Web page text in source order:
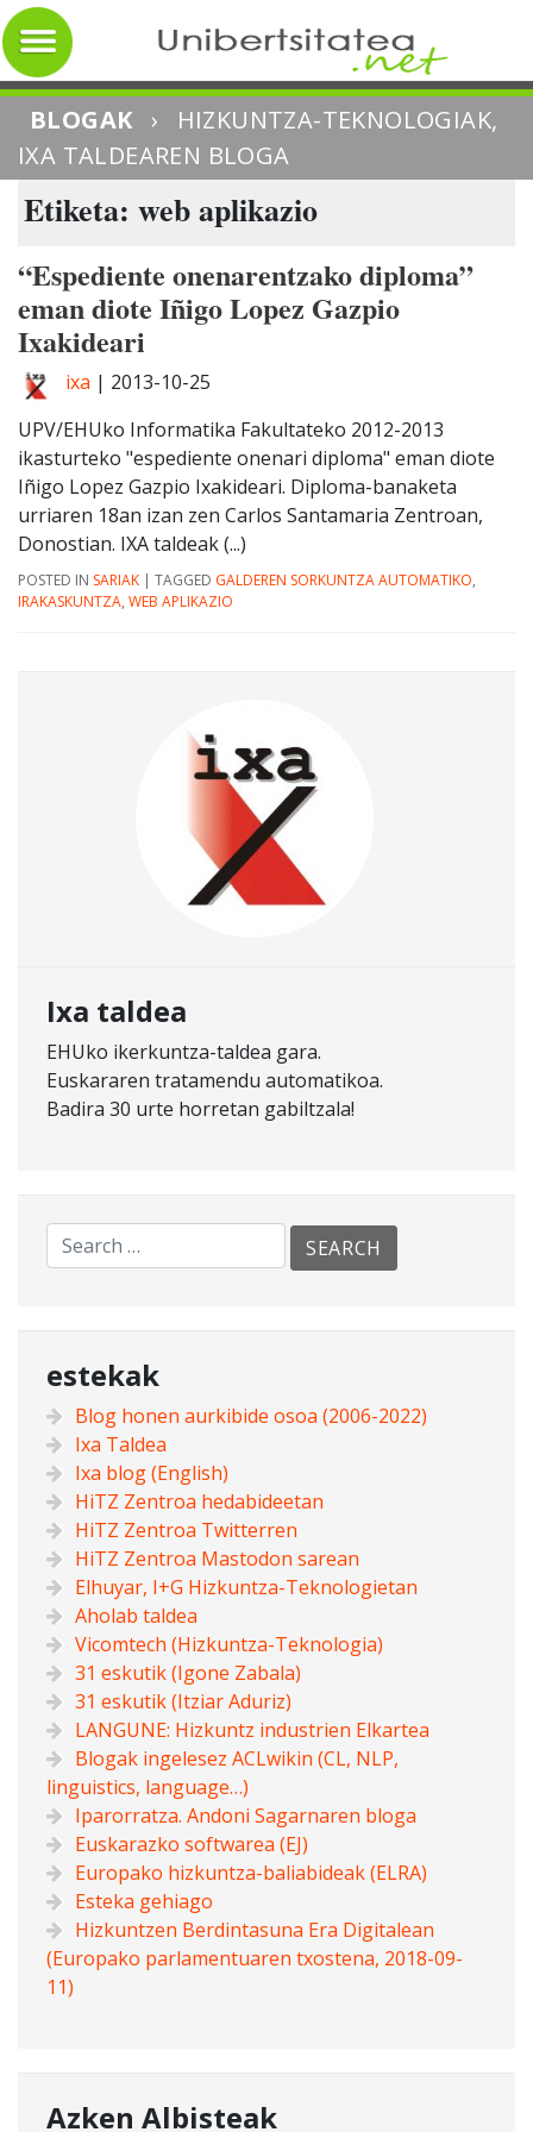
BLOGAK ›
HIZKUNTZA-TEKNOLOGIAK,
IXA TALDEAREN BLOGA
Etiketa: web aplikazio
“Espediente onenarentzako diploma”
eman diote Iñigo Lopez Gazpio
Ixakideari
ixa | 2013-10-25
UPV/EHUko Informatika Fakultateko 2012-2013
ikasturteko "espediente onenari diploma" eman diote
Iñigo Lopez Gazpio Ixakideari. Diploma-banaketa
urriaren 18an izan zen Carlos Santamaria Zentroan,
Donostian. IXA taldeak (...)
POSTED IN SARIAK | TAGGED GALDEREN SORKUNTZA AUTOMATIKO,
IRAKASKUNTZA, WEB APLIKAZIO
Ixa taldea
EHUko ikerkuntza-taldea gara.
Euskararen tratamendu automatikoa.
Badira 30 urte horretan gabiltzala!
estekak
Blog honen aurkibide osoa (2006-2022)
Ixa Taldea
Ixa blog (English)
HiTZ Zentroa hedabideetan
HiTZ Zentroa Twitterren
HiTZ Zentroa Mastodon sarean
Elhuyar, I+G Hizkuntza-Teknologietan
Aholab taldea
Vicomtech (Hizkuntza-Teknologia)
31 eskutik (Igone Zabala)
31 eskutik (Itziar Aduriz)
LANGUNE: Hizkuntz industrien Elkartea
Blogak ingelesez ACLwikin (CL, NLP,
linguistics, language…)
Iparorratza. Andoni Sagarnaren bloga
Euskarazko softwarea (EJ)
Europako hizkuntza-baliabideak (ELRA)
Esteka gehiago
Hizkuntzen Berdintasuna Era Digitalean
(Europako parlamentuaren txostena, 2018-09-
11)
Azken Albisteak